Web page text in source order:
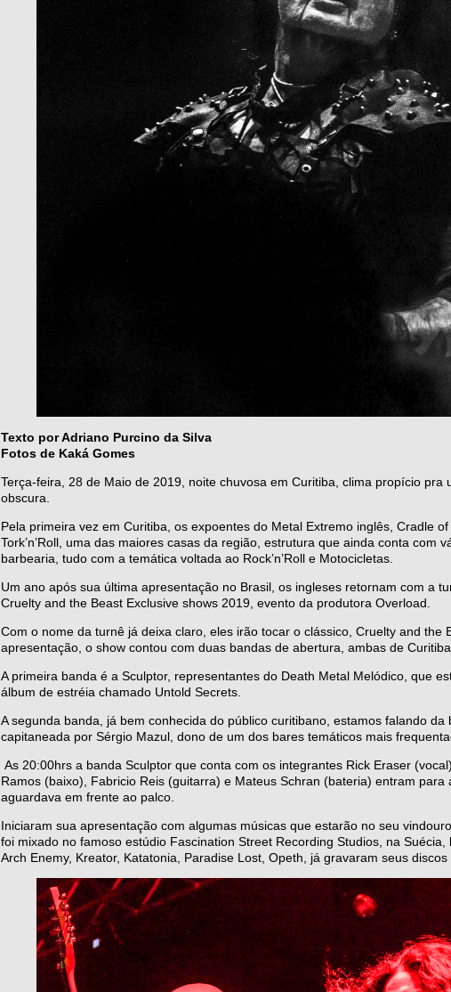
Texto por Adriano Purcino da Silva
Fotos de Kaká Gomes
Terça-feira, 28 de Maio de 2019, noite chuvosa em Curitiba, clima propício pra
obscura.
Pela primeira vez em Curitiba, os expoentes do Metal Extremo inglês, Cradle
Tork’n’Roll, uma das maiores casas da região, estrutura que ainda conta com
barbearia, tudo com a temática voltada ao Rock’n’Roll e Motocicletas.
Um ano após sua última apresentação no Brasil, os ingleses retornam com a
Cruelty and the Beast Exclusive shows 2019, evento da produtora Overload.
Com o nome da turnê já deixa claro, eles irão tocar o clássico, Cruelty and the
apresentação, o show contou com duas bandas de abertura, ambas de Curitiba.
A primeira banda é a Sculptor, representantes do Death Metal Melódico, que
álbum de estréia chamado Untold Secrets.
A segunda banda, já bem conhecida do público curitibano, estamos falando da
capitaneada por Sérgio Mazul, dono de um dos bares temáticos mais
As 20:00hrs a banda Sculptor que conta com os integrantes Rick Eraser
Ramos (baixo), Fabricio Reis (guitarra) e Mateus Schran (bateria) entram para
aguardava em frente ao palco.
Iniciaram sua apresentação com algumas músicas que estarão no seu
foi mixado no famoso estúdio Fascination Street Recording Studios, na Suécia,
Arch Enemy, Kreator, Katatonia, Paradise Lost, Opeth, já gravaram seus discos